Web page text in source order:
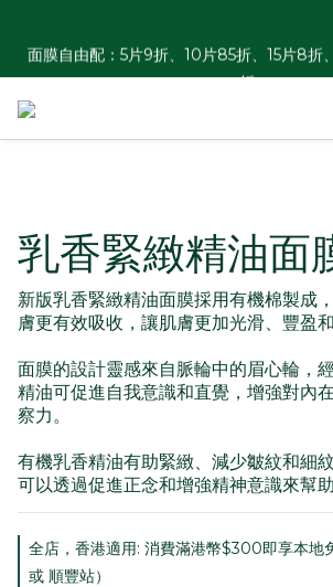
折
乳香緊緻精油面
新版乳香緊緻精油面膜採用有機棉製成
膚更有效吸收，讓肌膚更加光滑、豐盈和
面膜的設計靈感來自脈輪中的眉心輪，
精油可促進自我意識和直覺，增強對內
察力。
有機乳香精油有助緊緻、減少皺紋和細
可以透過促進正念和增強精神意識來幫
全店，香港適用: 消費滿港幣$300即享本地
或 順豐站）